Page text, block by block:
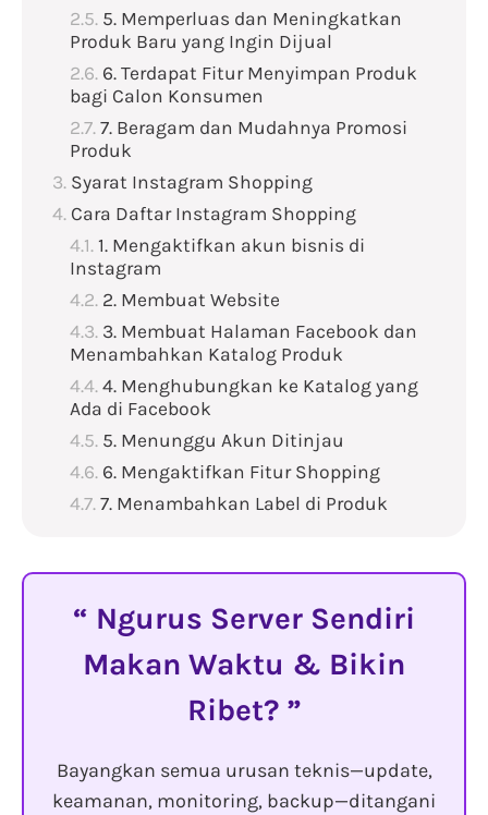
5. Memperluas dan Meningkatkan
Produk Baru yang Ingin Dijual
6. Terdapat Fitur Menyimpan Produk
bagi Calon Konsumen
7. Beragam dan Mudahnya Promosi
Produk
Syarat Instagram Shopping
Cara Daftar Instagram Shopping
1. Mengaktifkan akun bisnis di
Instagram
2. Membuat Website
3. Membuat Halaman Facebook dan
Menambahkan Katalog Produk
4. Menghubungkan ke Katalog yang
Ada di Facebook
5. Menunggu Akun Ditinjau
6. Mengaktifkan Fitur Shopping
7. Menambahkan Label di Produk
Ngurus Server Sendiri
Makan Waktu & Bikin
Ribet?
Bayangkan semua urusan teknis—update,
keamanan, monitoring, backup—ditangani